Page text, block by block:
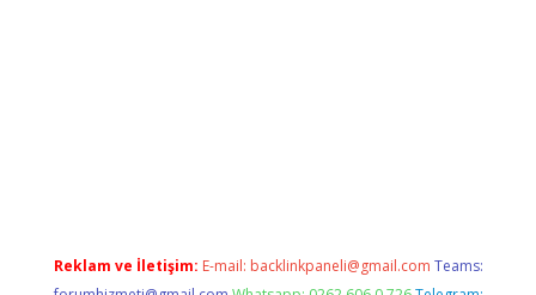
Reklam ve İletişim: E-mail: backlinkpaneli@gmail.com Teams: